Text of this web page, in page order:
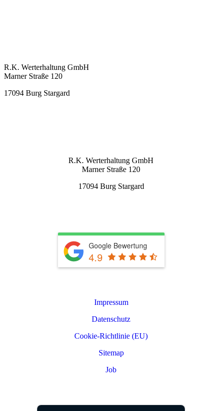
R.K. Werterhaltung GmbH
Marner Straße 120
17094 Burg Stargard
R.K. Werterhaltung GmbH
Marner Straße 120
17094 Burg Stargard
Google Bewertung
4.9
Impressum
Datenschutz
Cookie-Richtlinie (EU)
Sitemap
Job